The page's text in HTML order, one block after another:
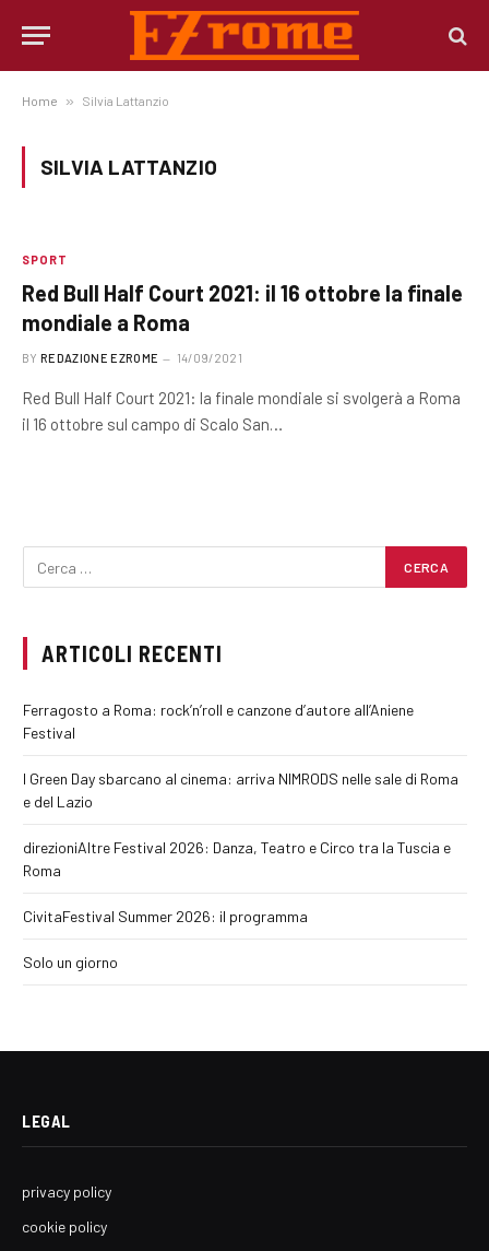
Home » Silvia Lattanzio
SILVIA LATTANZIO
SPORT
Red Bull Half Court 2021: il 16 ottobre la finale
mondiale a Roma
BY REDAZIONE EZROME 14/09/2021
Red Bull Half Court 2021: la finale mondiale si svolgerà a Roma
il 16 ottobre sul campo di Scalo San…
ARTICOLI RECENTI
Ferragosto a Roma: rock’n’roll e canzone d’autore all’Aniene
Festival
I Green Day sbarcano al cinema: arriva NIMRODS nelle sale di Roma
e del Lazio
direzioniAltre Festival 2026: Danza, Teatro e Circo tra la Tuscia e
Roma
CivitaFestival Summer 2026: il programma
Solo un giorno
LEGAL
privacy policy
cookie policy